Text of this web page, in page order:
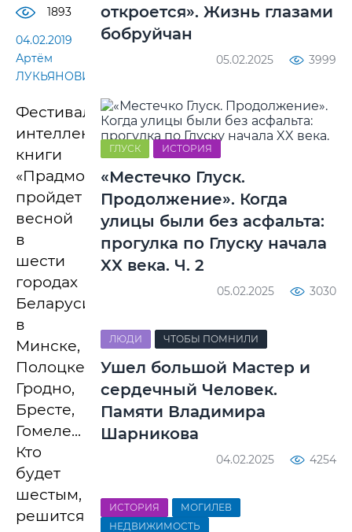
1893
04.02.2019
Артём
ЛУКЬЯНОВИЧ
Фестиваль
интеллектуальной
книги
«Прадмова»
пройдет
весной
в
шести
городах
Беларуси:
в
Минске,
Полоцке,
Гродно,
Бресте,
Гомеле...
Кто
будет
шестым,
решится
откроется». Жизнь глазами
бобруйчан
05.02.2025 3999
ГЛУСК ИСТОРИЯ
«Местечко Глуск.
Продолжение». Когда
улицы были без асфальта:
прогулка по Глуску начала
XX века. Ч. 2
05.02.2025 3030
ЛЮДИ ЧТОБЫ ПОМНИЛИ
Ушел большой Мастер и
сердечный Человек.
Памяти Владимира
Шарникова
04.02.2025 4254
ИСТОРИЯ
МОГИЛЕВ
НЕДВИЖИМОСТЬ